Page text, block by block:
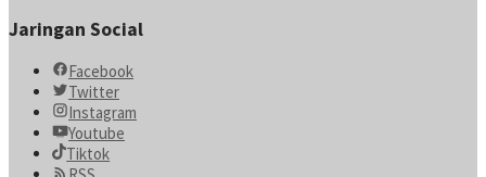
Jaringan Social
Facebook
Twitter
Instagram
Youtube
Tiktok